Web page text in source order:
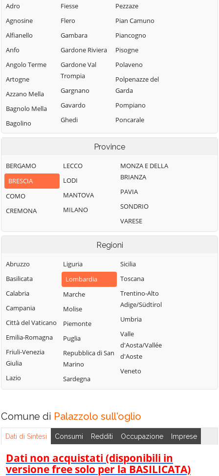
Adro
Agnosine
Alfianello
Anfo
Angolo Terme
Artogne
Azzano Mella
Bagnolo Mella
Bagolino
Barbariga
Bassano
Bresciano
Bedizzole
Berlingo
Berzo Inferiore
Bione
Borgo San
Giacomo
Borgosatollo
Borno
Botticino
Bovegno
Bovezzo
Brandico
Brione
Caino
Calcinato
Fiesse
Flero
Gambara
Gardone Riviera
Gardone Val
Trompia
Gargnano
Gavardo
Ghedi
Gianico
Gussago
Idro
Incudine
Irma
Isorella
Leno
Limone sul Garda
Lodrino
Lograto
Lonato del Garda
Longhena
Losine
Lozio
Lumezzane
Magasa
Mairano
Malegno
Malonno
Manerba del
Pezzaze
Pian Camuno
Piancogno
Pisogne
Polaveno
Polpenazze del
Garda
Pompiano
Poncarale
Ponte di Legno
Pontevico
Pontoglio
Pozzolengo
Pralboino
Preseglie
Prevalle
Provaglio d'Iseo
Sabbia
Puegnago del
Garda
Quinzano d'Oglio
Remedello
Rezzato
Roccafranca
Roncadelle
Rudiano
Sabbio Chiese
Salò
Province
BERGAMO
BRESCIA
COMO
CREMONA
LECCO
LODI
MANTOVA
MILANO
MONZA E DELLA
BRIANZA
PAVIA
SONDRIO
VARESE
Regioni
Abruzzo
Basilicata
Calabria
Campania
Città del Vaticano
Emilia-Romagna
Friuli-Venezia
Giulia
Lazio
Liguria
Lombardia
Marche
Molise
Piemonte
Puglia
Repubblica di San
Marino
Sardegna
Sicilia
Toscana
Trentino-Alto
Adige/Südtirol
Umbria
Valle
d'Aosta/Vallée
d'Aoste
Veneto
Comune di Palazzolo sull'oglio
Dati di Sintesi Consumi Redditi Occupazione Imprese
Dati non acquistati (disponibili in
versione free solo per la BASILICATA)